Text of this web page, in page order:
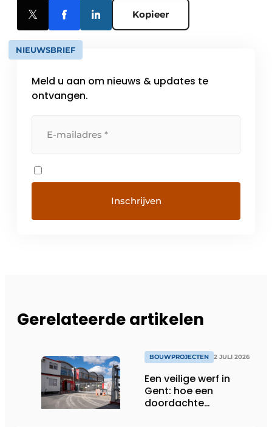
Kopieer
NIEUWSBRIEF
Meld u aan om nieuws & updates te
ontvangen.
Gerelateerde artikelen
BOUWPROJECTEN 2 JULI 2026
Een veilige werf in
Gent: hoe een
doordachte